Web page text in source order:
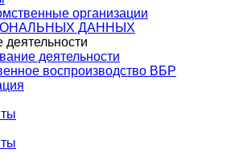
организации
ДАННЫХ
деятельности
воспроизводство ВБР